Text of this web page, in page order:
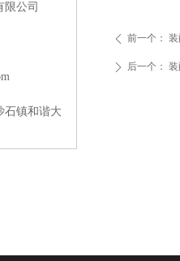
公司
石镇和谐大
ꄴ 前一个： 装
ꄲ 后一个： 装